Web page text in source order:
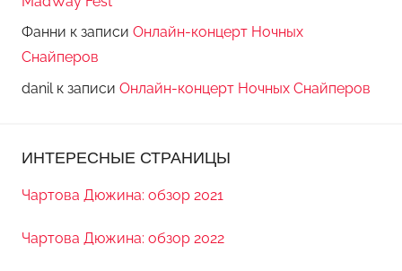
Фанни к записи Онлайн-концерт Ночных
Снайперов
danil к записи Онлайн-концерт Ночных Снайперов
ИНТЕРЕСНЫЕ СТРАНИЦЫ
Чартова Дюжина: обзор 2021
Чартова Дюжина: обзор 2022